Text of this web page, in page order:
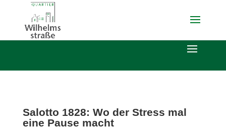
Salotto 1828: Wo der Stress mal
eine Pause macht